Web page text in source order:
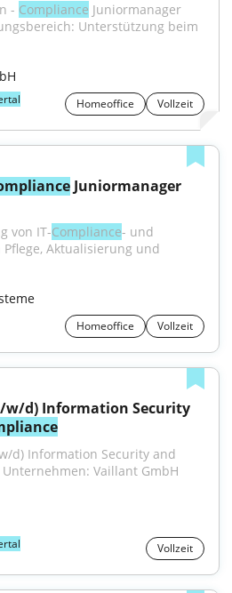
- Compliance Juniormanager
Unterstützung beim
Homeoffice Vollzeit
Juniormanager
von IT-Compliance- und
Aktualisierung und
Homeoffice Vollzeit
w/d) Information Security
d) Information Security and
Unternehmen: Vaillant GmbH
Vollzeit